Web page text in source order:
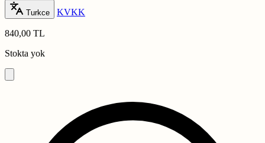
Turkce KVKK
840,00 TL
Stokta yok